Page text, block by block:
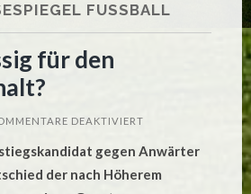
FUSSBALL
für den
DEAKTIVIERT
FÜR
KLASSENERHALT?
gegen Anwärter
der nach Höherem